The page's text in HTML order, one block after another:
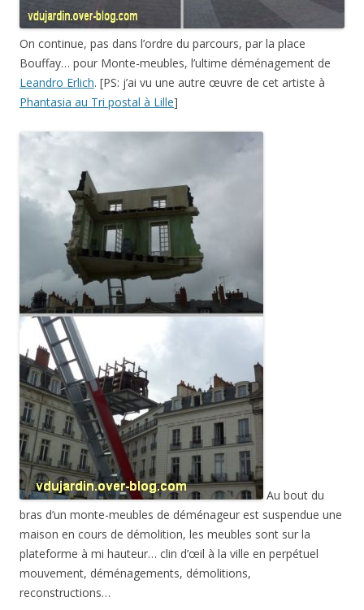
On continue, pas dans l’ordre du parcours, par la place
Bouffay… pour Monte-meubles, l’ultime déménagement de
Leandro Erlich. [PS: j’ai vu une autre œuvre de cet artiste à
Phantasia au Tri postal à Lille]
Au bout du
bras d’un monte-meubles de déménageur est suspendue une
maison en cours de démolition, les meubles sont sur la
plateforme à mi hauteur… clin d’œil à la ville en perpétuel
mouvement, déménagements, démolitions,
reconstructions…